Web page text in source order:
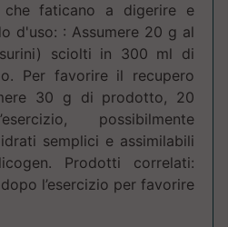
che faticano a digerire e
d'uso: : Assumere 20 g al
sciolti in 300 ml di
Per favorire il recupero
30 g di prodotto, 20
possibilmente
semplici e assimilabili
Prodotti correlati:
l’esercizio per favorire